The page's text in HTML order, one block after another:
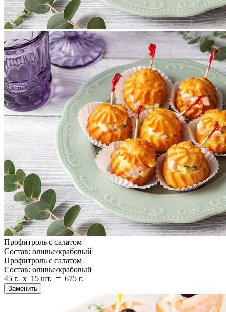
Профитроль с салатом
Состав: оливье/крабовый
Профитроль с салатом
Состав: оливье/крабовый
45 г. x 15 шт. = 675 г.
Заменить